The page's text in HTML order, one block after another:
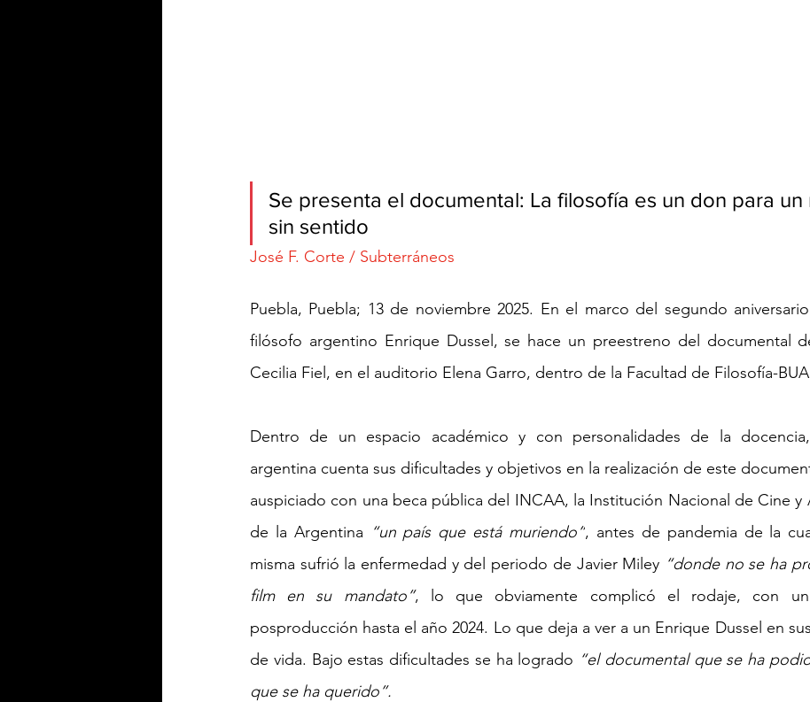
Se presenta el documental: La filosofía es un don para un
sin sentido
José F. Corte / Subterráneos
Puebla, Puebla; 13 de noviembre 2025. En el marco del segundo
filósofo argentino Enrique Dussel, se hace un preestreno del documental
Cecilia Fiel, en el auditorio Elena Garro, dentro de la Facultad de Filosofía-
Dentro de un espacio académico y con personalidades de la
argentina cuenta sus dificultades y objetivos en la realización de este
auspiciado con una beca pública del INCAA, la Institución Nacional de Cine y
de la Argentina “un país que está muriendo”, antes de pandemia de la
misma sufrió la enfermedad y del periodo de Javier Miley “donde no se ha
film en su mandato”, lo que obviamente complicó el rodaje, con
posproducción hasta el año 2024. Lo que deja a ver a un Enrique Dussel en
de vida. Bajo estas dificultades se ha logrado “el documental que se ha
que se ha querido”.